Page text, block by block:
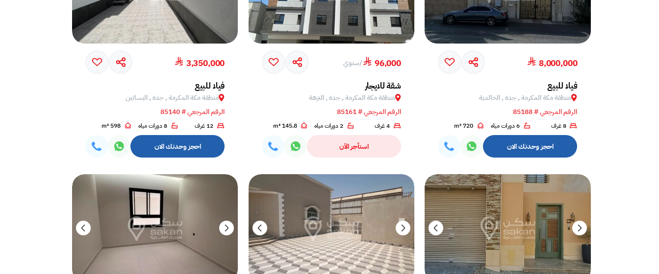
8,000,000
فيلا للبيع
منطقة مكة المكرمة , جدة , الخالدية
الرقم المرجعي # 85188
8 غرف 6 دورات مياه 720 m²
احجز وحدتك الان
96,000
/سنوي
شقة للايجار
منطقة مكة المكرمة , جدة , النزهة
الرقم المرجعي # 85161
4 غرف 2 دورات مياه 145.8 m²
استأجر الآن
3,350,000
فيلا للبيع
منطقة مكة المكرمة , جدة , البساتين
الرقم المرجعي # 85140
12 غرف 8 دورات مياه 598 m²
احجز وحدتك الان